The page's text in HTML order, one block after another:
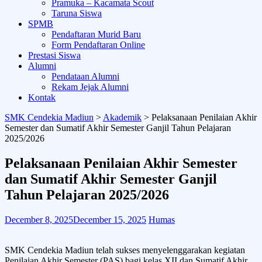
Pramuka – Kacamata Scout
Taruna Siswa
SPMB
Pendaftaran Murid Baru
Form Pendaftaran Online
Prestasi Siswa
Alumni
Pendataan Alumni
Rekam Jejak Alumni
Kontak
SMK Cendekia Madiun > Akademik > Pelaksanaan Penilaian Akhir
Semester dan Sumatif Akhir Semester Ganjil Tahun Pelajaran
2025/2026
Pelaksanaan Penilaian Akhir Semester
dan Sumatif Akhir Semester Ganjil
Tahun Pelajaran 2025/2026
December 8, 2025December 15, 2025 Humas
SMK Cendekia Madiun telah sukses menyelenggarakan kegiatan